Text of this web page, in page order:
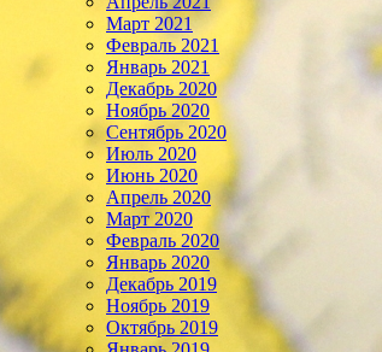
Март 2021
Февраль 2021
Январь 2021
Декабрь 2020
Ноябрь 2020
Сентябрь 2020
Июль 2020
Июнь 2020
Апрель 2020
Март 2020
Февраль 2020
Январь 2020
Декабрь 2019
Ноябрь 2019
Октябрь 2019